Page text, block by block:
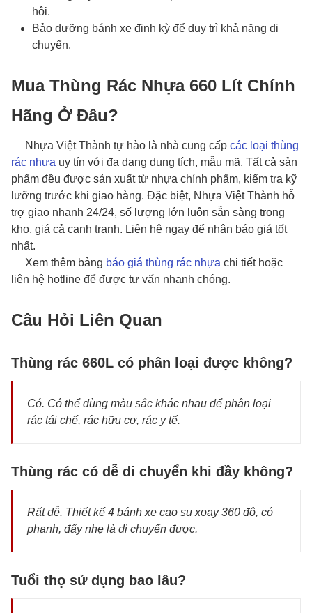
hôi.
Bảo dưỡng bánh xe định kỳ để duy trì khả năng di
chuyển.
Mua Thùng Rác Nhựa 660 Lít Chính
Hãng Ở Đâu?
Nhựa Việt Thành tự hào là nhà cung cấp các loại thùng
rác nhựa uy tín với đa dạng dung tích, mẫu mã. Tất cả sản
phẩm đều được sản xuất từ nhựa chính phẩm, kiểm tra kỹ
lưỡng trước khi giao hàng. Đặc biệt, Nhựa Việt Thành hỗ
trợ giao nhanh 24/24, số lượng lớn luôn sẵn sàng trong
kho, giá cả cạnh tranh. Liên hệ ngay để nhận báo giá tốt
nhất.
Xem thêm bảng báo giá thùng rác nhựa chi tiết hoặc
liên hệ hotline để được tư vấn nhanh chóng.
Câu Hỏi Liên Quan
Thùng rác 660L có phân loại được không?
Có. Có thể dùng màu sắc khác nhau để phân loại
rác tái chế, rác hữu cơ, rác y tế.
Thùng rác có dễ di chuyển khi đầy không?
Rất dễ. Thiết kế 4 bánh xe cao su xoay 360 độ, có
phanh, đẩy nhẹ là di chuyển được.
Tuổi thọ sử dụng bao lâu?